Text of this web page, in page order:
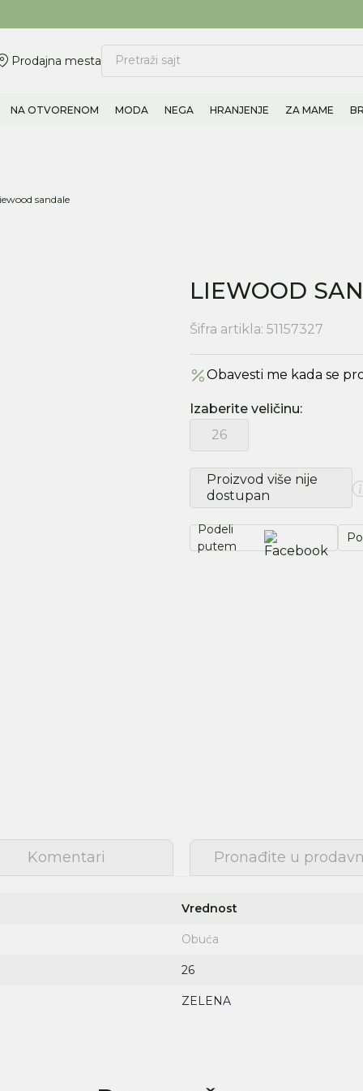
011/6960777
Prodajna mesta Pretraži sajt
NA OTVORENOM MODA NEGA HRANJENJE ZA MAME
sandale
LIEWOOD
Šifra artikla: 51157327
Obavesti me kada se
Izaberite veličinu:
26
Proizvod više nije
dostupan
Podeli
putem
Komentari Pronađite u
Vrednost
Obuća
26
ZELENA
Prijava na newsletter